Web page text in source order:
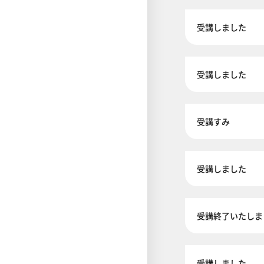
受講しました
受講しました
受講すみ
受講しました
受講終了いたし